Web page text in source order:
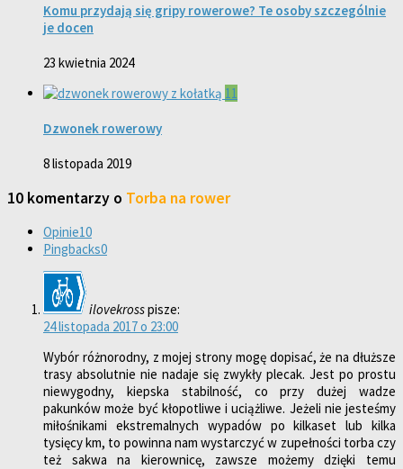
Komu przydają się gripy rowerowe? Te osoby szczególnie
je docen
23 kwietnia 2024
11
Dzwonek rowerowy
8 listopada 2019
10 komentarzy o Torba na rower
Opinie10
Pingbacks0
ilovekrosspisze:
24 listopada 2017 o 23:00
Wybór różnorodny, z mojej strony mogę dopisać, że na dłuższe
trasy absolutnie nie nadaje się zwykły plecak. Jest po prostu
niewygodny, kiepska stabilność, co przy dużej wadze
pakunków może być kłopotliwe i uciążliwe. Jeżeli nie jesteśmy
miłośnikami ekstremalnych wypadów po kilkaset lub kilka
tysięcy km, to powinna nam wystarczyć w zupełności torba czy
też sakwa na kierownicę, zawsze możemy dzięki temu